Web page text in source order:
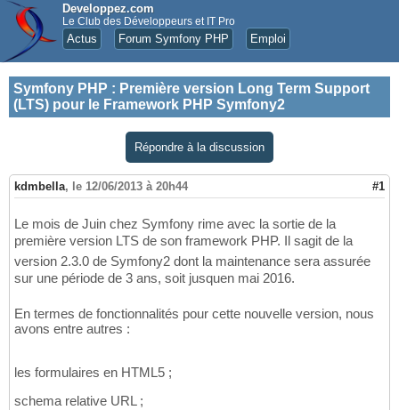
Developpez.com
Le Club des Développeurs et IT Pro
Actus Forum Symfony PHP Emploi
Symfony PHP : Première version Long Term Support
(LTS) pour le Framework PHP Symfony2
Répondre à la discussion
kdmbella, le 12/06/2013 à 20h44 #1
Le mois de Juin chez Symfony rime avec la sortie de la
première version LTS de son framework PHP. Il sagit de la
version 2.3.0 de Symfony2 dont la maintenance sera assurée
sur une période de 3 ans, soit jusquen mai 2016.
En termes de fonctionnalités pour cette nouvelle version, nous
avons entre autres :
les formulaires en HTML5 ;
schema relative URL ;